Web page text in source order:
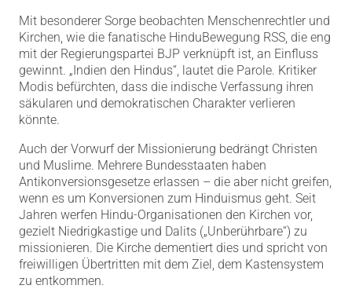
Mit besonderer Sorge beobachten Menschenrechtler und
Kirchen, wie die fanatische HinduBewegung RSS, die eng
mit der Regierungspartei BJP verknüpft ist, an Einfluss
gewinnt. „Indien den Hindus“, lautet die Parole. Kritiker
Modis befürchten, dass die indische Verfassung ihren
säkularen und demokratischen Charakter verlieren
könnte.
Auch der Vorwurf der Missionierung bedrängt Christen
und Muslime. Mehrere Bundesstaaten haben
Antikonversionsgesetze erlassen – die aber nicht greifen,
wenn es um Konversionen zum Hinduismus geht. Seit
Jahren werfen Hindu-Organisationen den Kirchen vor,
gezielt Niedrigkastige und Dalits („Unberührbare“) zu
missionieren. Die Kirche dementiert dies und spricht von
freiwilligen Übertritten mit dem Ziel, dem Kastensystem
zu entkommen.